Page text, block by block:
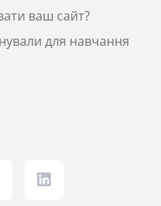
ваш сайт?
для навчання